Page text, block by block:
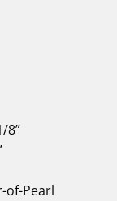
8”
of-Pearl